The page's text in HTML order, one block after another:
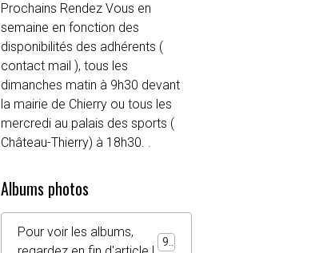
Prochains Rendez Vous en
semaine en fonction des
disponibilités des adhérents (
contact mail ), tous les
dimanches matin à 9h30 devant
la mairie de Chierry ou tous les
mercredi au palais des sports (
Château-Thierry) à 18h30. .
Albums photos
Pour voir les albums,